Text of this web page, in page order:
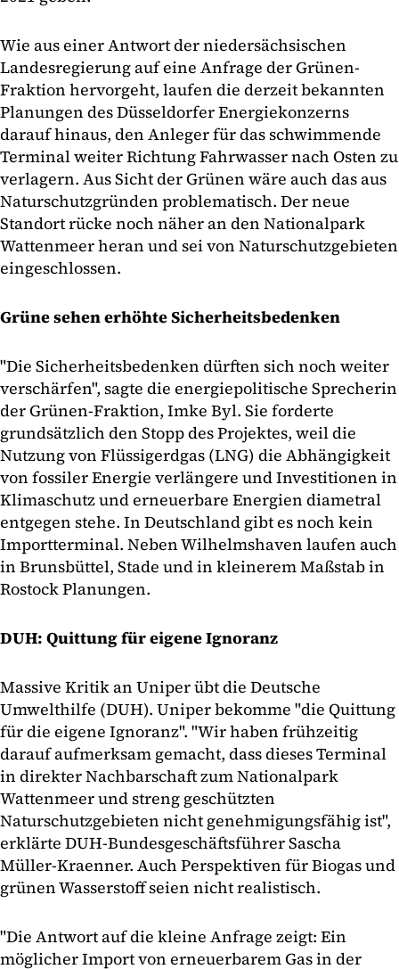
Wie aus einer Antwort der niedersächsischen
Landesregierung auf eine Anfrage der Grünen-
Fraktion hervorgeht, laufen die derzeit bekannten
Planungen des Düsseldorfer Energiekonzerns
darauf hinaus, den Anleger für das schwimmende
Terminal weiter Richtung Fahrwasser nach Osten zu
verlagern. Aus Sicht der Grünen wäre auch das aus
Naturschutzgründen problematisch. Der neue
Standort rücke noch näher an den Nationalpark
Wattenmeer heran und sei von Naturschutzgebieten
eingeschlossen.
Grüne sehen erhöhte Sicherheitsbedenken
"Die Sicherheitsbedenken dürften sich noch weiter
verschärfen", sagte die energiepolitische Sprecherin
der Grünen-Fraktion, Imke Byl. Sie forderte
grundsätzlich den Stopp des Projektes, weil die
Nutzung von Flüssigerdgas (LNG) die Abhängigkeit
von fossiler Energie verlängere und Investitionen in
Klimaschutz und erneuerbare Energien diametral
entgegen stehe. In Deutschland gibt es noch kein
Importterminal. Neben Wilhelmshaven laufen auch
in Brunsbüttel, Stade und in kleinerem Maßstab in
Rostock Planungen.
DUH: Quittung für eigene Ignoranz
Massive Kritik an Uniper übt die Deutsche
Umwelthilfe (DUH). Uniper bekomme "die Quittung
für die eigene Ignoranz". "Wir haben frühzeitig
darauf aufmerksam gemacht, dass dieses Terminal
in direkter Nachbarschaft zum Nationalpark
Wattenmeer und streng geschützten
Naturschutzgebieten nicht genehmigungsfähig ist",
erklärte DUH-Bundesgeschäftsführer Sascha
Müller-Kraenner. Auch Perspektiven für Biogas und
grünen Wasserstoff seien nicht realistisch.
"Die Antwort auf die kleine Anfrage zeigt: Ein
möglicher Import von erneuerbarem Gas in der